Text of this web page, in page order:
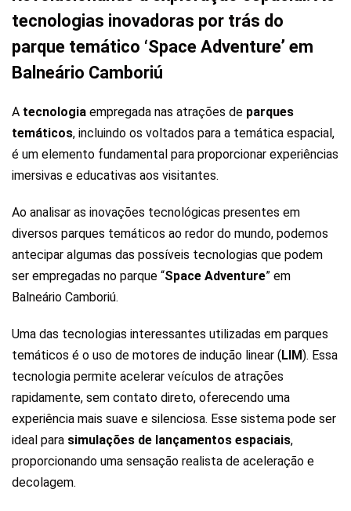
tecnologias inovadoras por trás do
parque temático ‘Space Adventure’ em
Balneário Camboriú
A tecnologia empregada nas atrações de parques
temáticos, incluindo os voltados para a temática espacial,
é um elemento fundamental para proporcionar experiências
imersivas e educativas aos visitantes.
Ao analisar as inovações tecnológicas presentes em
diversos parques temáticos ao redor do mundo, podemos
antecipar algumas das possíveis tecnologias que podem
ser empregadas no parque “Space Adventure” em
Balneário Camboriú.
Uma das tecnologias interessantes utilizadas em parques
temáticos é o uso de motores de indução linear ( LIM). Essa
tecnologia permite acelerar veículos de atrações
rapidamente, sem contato direto, oferecendo uma
experiência mais suave e silenciosa. Esse sistema pode ser
ideal para simulações de lançamentos espaciais,
proporcionando uma sensação realista de aceleração e
decolagem.